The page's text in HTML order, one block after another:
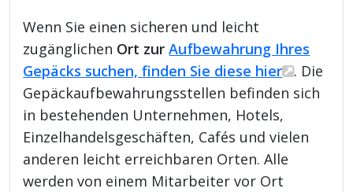
Wenn Sie einen sicheren und leicht
zugänglichen Ort zurAufbewahrung Ihres
Gepäcks suchen, finden Sie diese hier
. Die
Gepäckaufbewahrungsstellen befinden sich
in bestehenden Unternehmen, Hotels,
Einzelhandelsgeschäften, Cafés und vielen
anderen leicht erreichbaren Orten. Alle
werden von einem Mitarbeiter vor Ort